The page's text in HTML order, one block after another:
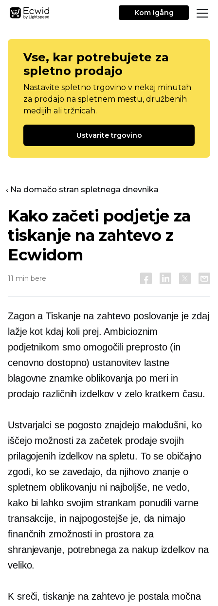
Kom igång
Vse, kar potrebujete za
spletno prodajo
Nastavite spletno trgovino v nekaj minutah
za prodajo na spletnem mestu, družbenih
medijih ali tržnicah.
Ustvarite trgovino
‹ Na domačo stran spletnega dnevnika
Kako začeti podjetje za
tiskanje na zahtevo z
Ecwidom
11 min bere
Zagon aTiskanje na zahtevo poslovanje je zdaj
lažje kot kdaj koli prej. Ambicioznim
podjetnikom smo omogočili preprosto (in
cenovno dostopno) ustanovitev lastne
blagovne znamke oblikovanja po meri in
prodajo različnih izdelkov v zelo kratkem času.
Ustvarjalci se pogosto znajdejo malodušni, ko
iščejo možnosti za začetek prodaje svojih
prilagojenih izdelkov na spletu. To se običajno
zgodi, ko se zavedajo, da njihovo znanje o
spletnem oblikovanju ni najboljše, ne vedo,
kako bi lahko svojim strankam ponudili varne
transakcije, in najpogostejše je, da nimajo
finančnih zmožnosti in prostora za
shranjevanje, potrebnega za nakup izdelkov na
veliko.
K sreči,tiskanje na zahtevo je postala močna